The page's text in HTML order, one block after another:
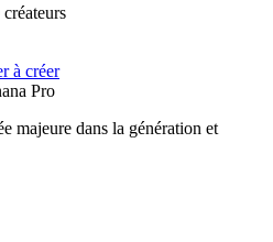
à créer
Pro
majeure dans la génération et